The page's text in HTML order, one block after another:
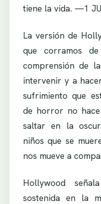
tiene la vida. —1
La versión de
que corramos
comprensión de
intervenir y a
sufrimiento que
de horror no
saltar en la
niños que se
nos mueve a
Hollywood
sostenida en la